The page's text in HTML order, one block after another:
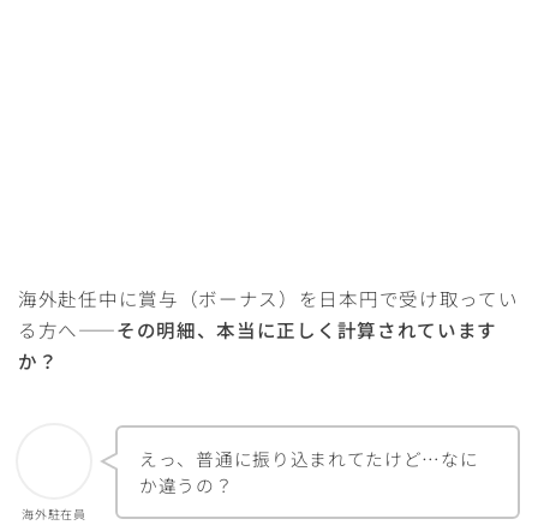
海外赴任中に賞与（ボーナス）を日本円で受け取ってい
る方へ――その明細、本当に正しく計算されています
か？
海外駐在員
えっ、普通に振り込まれてたけど…なに
か違うの？